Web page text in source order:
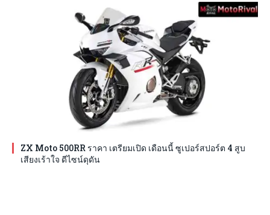
ZX Moto 500RR ราคา เตรียมเปิด เดือนนี้ ซูเปอร์สปอร์ต 4 สูบ
เสียงเร้าใจ ดีไซน์ดุดัน